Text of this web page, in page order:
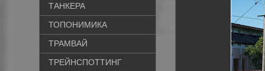
ТАНКЕРА
ТОПОНИМИКА
ТРАМВАЙ
ТРЕЙНСПОТТИНГ